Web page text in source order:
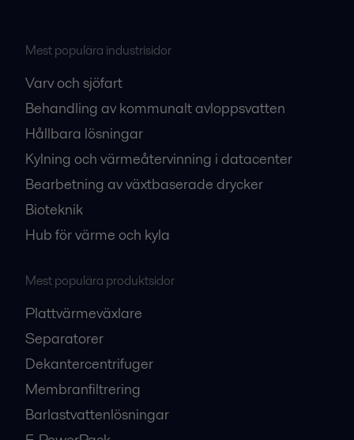
Mest populära industrisidor
Varv och sjöfart
Behandling av kommunalt avloppsvatten
Hållbara lösningar
Kylning och värmeåtervinning i datacenter
Bearbetning av växtbaserade drycker
Bioteknik
Hub för värme och kyla
Mest populära produktsidor
Plattvärmeväxlare
Separatorer
Dekantercentrifuger
Membranfiltrering
Barlastvattenlösningar